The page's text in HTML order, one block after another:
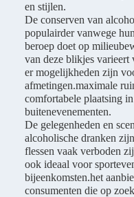
en stijlen.
De conserven van
populairder vanwege
beroep doet op
van deze blikjes
er mogelijkheden zijn
afmetingen.maximale
comfortabele plaatsing
buitenevenementen.
De gelegenheden en
alcoholische dranken
flessen vaak verboden
ook ideaal voor
bijeenkomsten.het
consumenten die op